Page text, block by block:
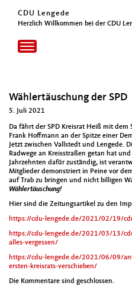
CDU Lengede
Herzlich Willkommen bei der CDU
Toggle
navigation
Wählertäuschung der SPD
5. Juli 2021
Da fährt der SPD Kreisrat Heiß mit dem
Frank Hoffmann an der Spitze einer
Jetzt zwischen Vallstedt und Lengede.
Radwege an Kreisstraßen getan hat
Jahrzehnten dafür zuständig, ist
Mitglieder demonstriert in Peine vor
auf Trab zu bringen und nicht billigen
Wählertäuschung!
Hier sind die Zeitungsartikel zu den
https://cdu-lengede.de/2021/02/19/
https://cdu-lengede.de/2021/03/13/
alles-vergessen/
https://cdu-lengede.de/2021/06/09/
ersten-kreisrats-verschieben/
Die Kommentare sind geschlossen.